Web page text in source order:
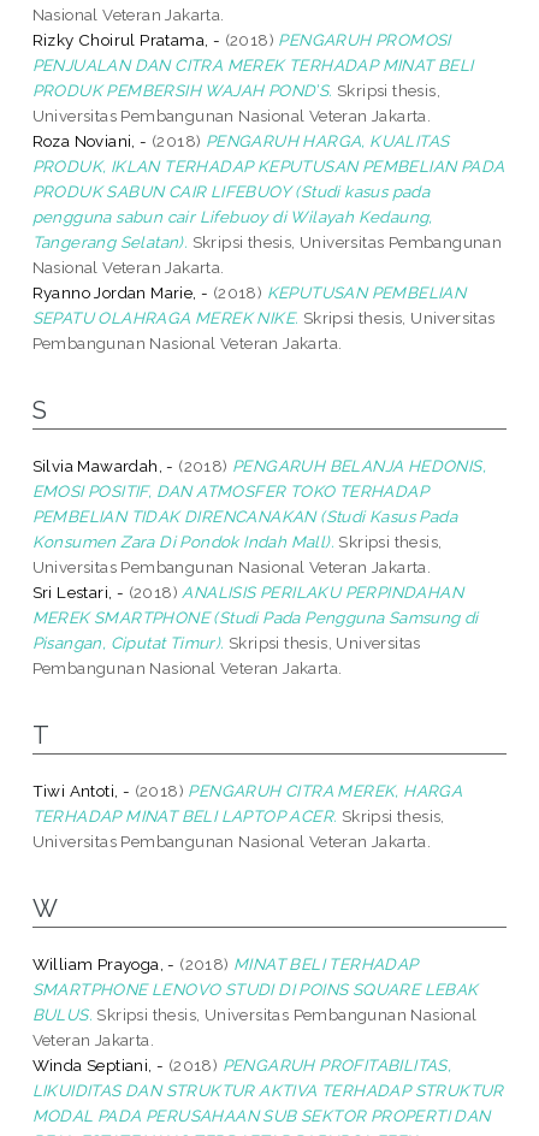
Nasional Veteran Jakarta.
Rizky Choirul Pratama, - (2018) PENGARUH PROMOSI
PENJUALAN DAN CITRA MEREK TERHADAP MINAT BELI
PRODUK PEMBERSIH WAJAH POND’S. Skripsi thesis,
Universitas Pembangunan Nasional Veteran Jakarta.
Roza Noviani, - (2018) PENGARUH HARGA, KUALITAS
PRODUK, IKLAN TERHADAP KEPUTUSAN PEMBELIAN PADA
PRODUK SABUN CAIR LIFEBUOY (Studi kasus pada
pengguna sabun cair Lifebuoy di Wilayah Kedaung,
Tangerang Selatan). Skripsi thesis, Universitas Pembangunan
Nasional Veteran Jakarta.
Ryanno Jordan Marie, - (2018) KEPUTUSAN PEMBELIAN
SEPATU OLAHRAGA MEREK NIKE. Skripsi thesis, Universitas
Pembangunan Nasional Veteran Jakarta.
S
Silvia Mawardah, - (2018) PENGARUH BELANJA HEDONIS,
EMOSI POSITIF, DAN ATMOSFER TOKO TERHADAP
PEMBELIAN TIDAK DIRENCANAKAN (Studi Kasus Pada
Konsumen Zara Di Pondok Indah Mall). Skripsi thesis,
Universitas Pembangunan Nasional Veteran Jakarta.
Sri Lestari, - (2018) ANALISIS PERILAKU PERPINDAHAN
MEREK SMARTPHONE (Studi Pada Pengguna Samsung di
Pisangan, Ciputat Timur). Skripsi thesis, Universitas
Pembangunan Nasional Veteran Jakarta.
T
Tiwi Antoti, - (2018) PENGARUH CITRA MEREK, HARGA
TERHADAP MINAT BELI LAPTOP ACER. Skripsi thesis,
Universitas Pembangunan Nasional Veteran Jakarta.
W
William Prayoga, - (2018) MINAT BELI TERHADAP
SMARTPHONE LENOVO STUDI DI POINS SQUARE LEBAK
BULUS. Skripsi thesis, Universitas Pembangunan Nasional
Veteran Jakarta.
Winda Septiani, - (2018) PENGARUH PROFITABILITAS,
LIKUIDITAS DAN STRUKTUR AKTIVA TERHADAP STRUKTUR
MODAL PADA PERUSAHAAN SUB SEKTOR PROPERTI DAN